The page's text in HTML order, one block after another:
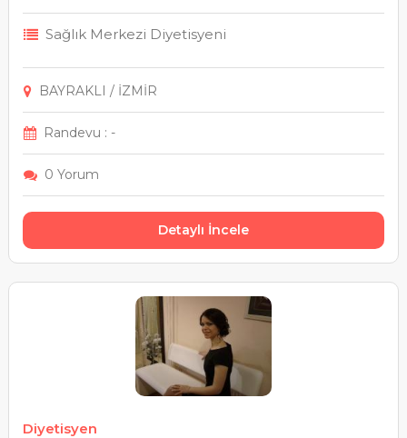
Düzce
Elazığ
Erzincan
Erzurum
Sağlık Merkezi Diyetisyeni
BAYRAKLI / İZMİR
Randevu : -
0 Yorum
Detaylı İncele
Diyetisyen